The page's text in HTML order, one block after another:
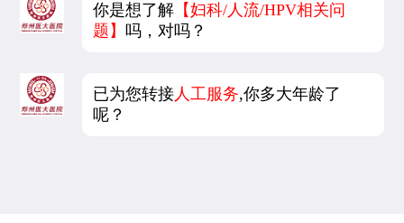
你是想了解 【妇科/人流/HPV相关问
题】吗，对吗？
已为您转接 人工服务,你多大年龄了
呢？